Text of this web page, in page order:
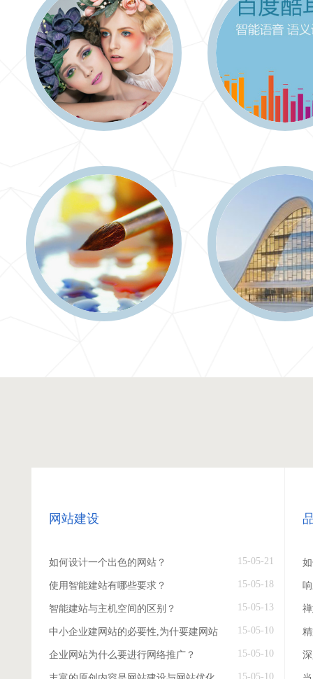
网站建设
如何设计一个出色的网站？ 15-05-21
使用智能建站有哪些要求？ 15-05-18
智能建站与主机空间的区别？ 15-05-13
中小企业建网站的必要性,为什要建网站 15-05-10
企业网站为什么要进行网络推广？ 15-05-10
15-05-10